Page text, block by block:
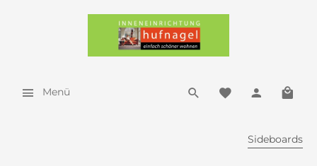
Menü
Sideboards